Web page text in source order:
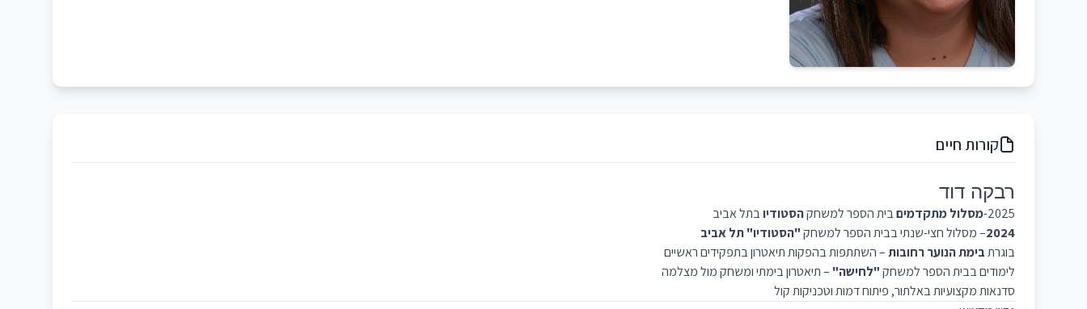
קורות חיים
רבקה דוד
2025- מסלול מתקדמיםבית הספר למשחקהסטודיובתל אביב
2024– מסלול חצי-שנתי בבית הספר למשחק"הסטודיו" תל אביב
בוגרתבימת הנוער רחובות– השתתפות בהפקות תיאטרון בתפקידים ראשיים
לימודים בבית הספר למשחק"לחישה" – תיאטרון בימתי ומשחק מול מצלמה
סדנאות מקצועיות באלתור, פיתוח דמות וטכניקות קול